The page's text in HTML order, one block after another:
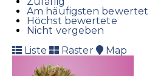
Am häufigsten bewertet
Höchst bewertete
Nicht vergeben
Liste
Raster Map